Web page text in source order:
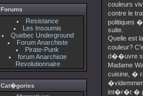
Forums
Resistance
Les Insoumis
Quebec Underground
Forum Anarchiste
Pirate-Punk
forum Anarchiste
Revolutionnaire
Cat�gories
couleurs
contre le
politiques
suite.
Quelle est
couleur?
d��uvre
Madame
cuisine, �
int�r�t �